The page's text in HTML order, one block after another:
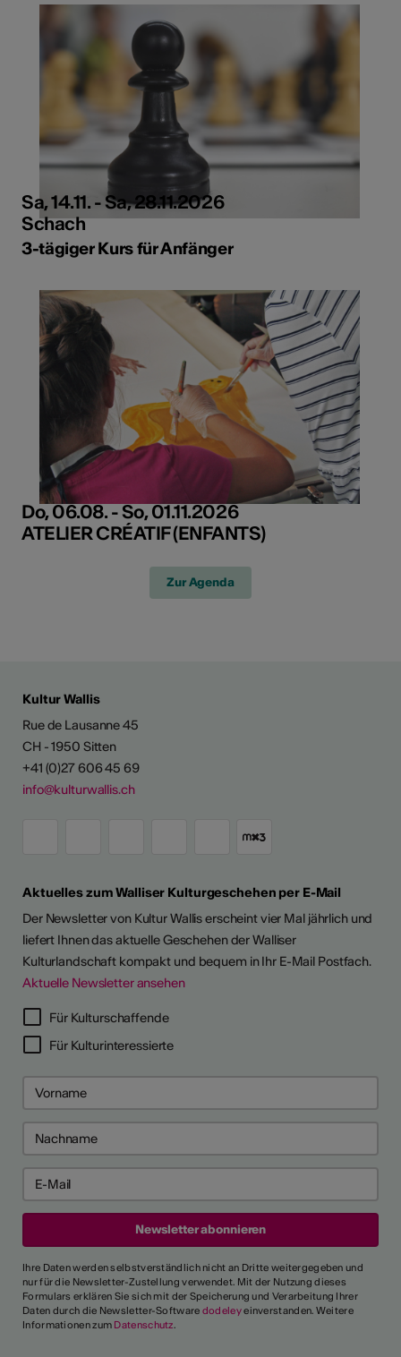
Sa, 14.11. - Sa, 28.11.2026
Schach
3-tägiger Kurs für Anfänger
Do, 06.08. - So, 01.11.2026
ATELIER CRÉATIF (ENFANTS)
Zur Agenda
Kultur Wallis
Rue de Lausanne 45
CH - 1950 Sitten
+41 (0)27 606 45 69
info@kulturwallis.ch
Aktuelles zum Walliser Kulturgeschehen per E-Mail
Der Newsletter von Kultur Wallis erscheint vier Mal jährlich und
liefert Ihnen das aktuelle Geschehen der Walliser
Kulturlandschaft kompakt und bequem in Ihr E-Mail Postfach.
Aktuelle Newsletter ansehen
Für Kulturschaffende
Für Kulturinteressierte
Ihre Daten werden selbstverständlich nicht an Dritte weitergegeben und
nur für die Newsletter-Zustellung verwendet. Mit der Nutzung dieses
Formulars erklären Sie sich mit der Speicherung und Verarbeitung Ihrer
Daten durch die Newsletter-Software dodeleyeinverstanden. Weitere
Informationen zum Datenschutz.